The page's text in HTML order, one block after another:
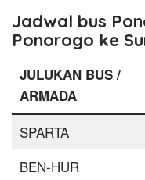
Jadwal bus
Ponorogo ke
JULUKAN BUS /
ARMADA
SPARTA
BEN-HUR